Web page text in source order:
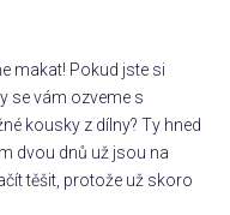
makat! Pokud jste si
se vám ozveme s
kousky z dílny? Ty hned
dvou dnů už jsou na
těšit, protože už skoro